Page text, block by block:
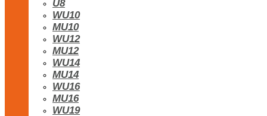
U8
WU10
MU10
WU12
MU12
WU14
MU14
WU16
MU16
WU19